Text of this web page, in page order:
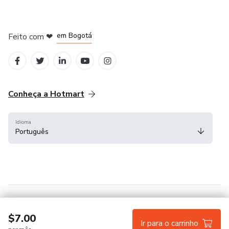
$7.00 Ir para o carrinho
Feito com ❤ em Bogotá
Conheça a Hotmart
Idioma
Português
Central de ajuda